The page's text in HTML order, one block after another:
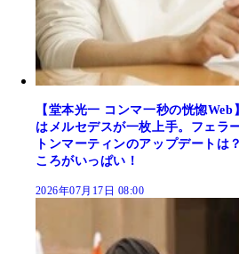
【堂本光一 コンマ一秒の恍惚
はメルセデスが一枚上手。フェ
トンマーティンのアップデート
ころがいっぱい！
2026年07月17日 08:00